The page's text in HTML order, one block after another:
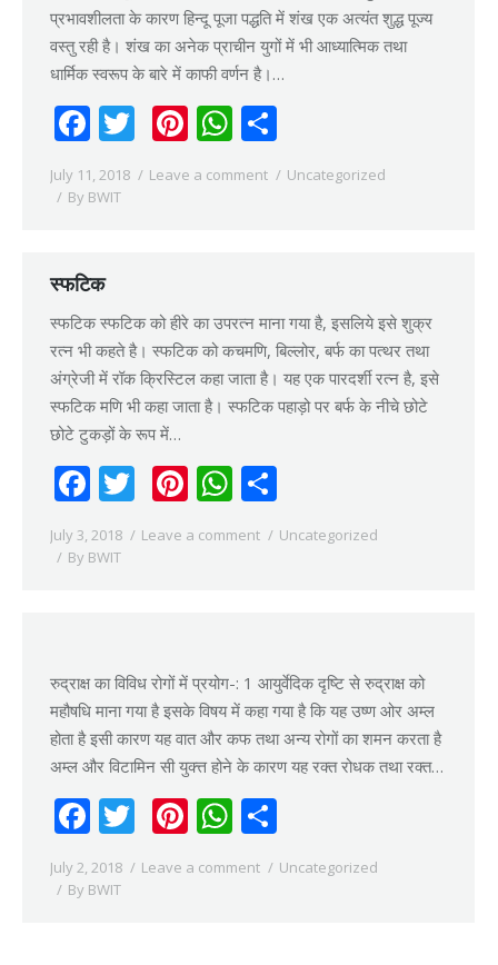
प्रभावशीलता के कारण हिन्दू पूजा पद्धति में शंख एक अत्यंत शुद्ध पूज्य
वस्तु रही है। शंख का अनेक प्राचीन युगों में भी आध्यात्मिक तथा
धार्मिक स्वरूप के बारे में काफी वर्णन है।…
Facebook
Twitter
Pinterest
WhatsApp
July 11, 2018 Leave a comment
Uncategorized
By BWIT
स्फटिक
स्फटिक स्फटिक को हीरे का उपरत्न माना गया है, इसलिये इसे शुक्र
रत्न भी कहते है। स्फटिक को कचमणि, बिल्लोर, बर्फ का पत्थर तथा
अंग्रेजी में रॉक क्रिस्टिल कहा जाता है। यह एक पारदर्शी रत्न है, इसे
स्फटिक मणि भी कहा जाता है। स्फटिक पहाड़ो पर बर्फ के नीचे छोटे
छोटे टुकड़ों के रूप में…
Facebook
Twitter
Pinterest
WhatsApp
July 3, 2018 Leave a comment
Uncategorized
By BWIT
रुद्राक्ष का विविध रोगों में प्रयोग-: 1 आयुर्वेदिक दृष्टि से रुद्राक्ष को
महौषधि माना गया है इसके विषय में कहा गया है कि यह उष्ण ओर अम्ल
होता है इसी कारण यह वात और कफ तथा अन्य रोगों का शमन करता है
अम्ल और विटामिन सी युक्त्त होने के कारण यह रक्त रोधक तथा रक्त…
Facebook
Twitter
Pinterest
WhatsApp
July 2, 2018 Leave a comment
Uncategorized
By BWIT